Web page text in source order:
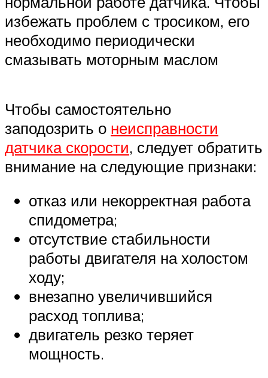
избежать проблем с тросиком, его
необходимо периодически
смазывать моторным маслом
Чтобы самостоятельно
заподозрить о неисправности
датчика скорости, следует обратить
внимание на следующие признаки:
отказ или некорректная работа
спидометра;
отсутствие стабильности
работы двигателя на холостом
ходу;
внезапно увеличившийся
расход топлива;
двигатель резко теряет
мощность.